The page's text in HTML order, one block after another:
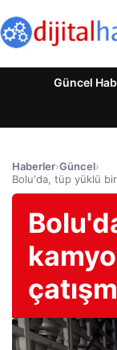
Güncel
Haberler›Güncel›
Bolu'da, tüp yüklü bir